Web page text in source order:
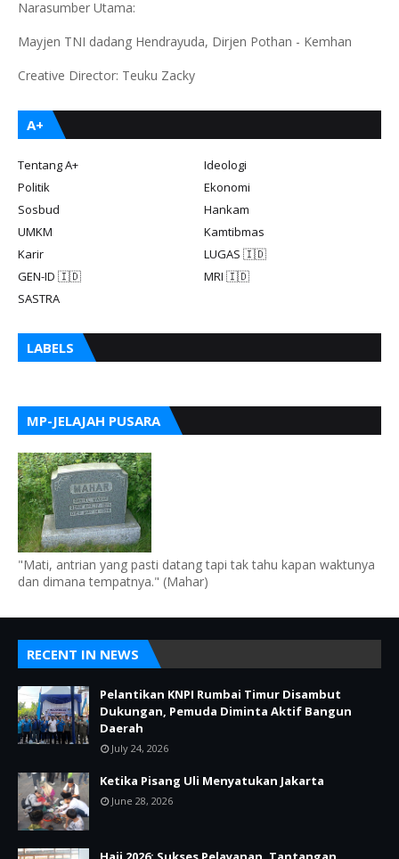
Narasumber Utama:
Mayjen TNI dadang Hendrayuda, Dirjen Pothan - Kemhan
Creative Director: Teuku Zacky
A+
Tentang A+
Ideologi
Politik
Ekonomi
Sosbud
Hankam
UMKM
Kamtibmas
Karir
LUGAS 🇮🇩
GEN-ID 🇮🇩
MRI 🇮🇩
SASTRA
LABELS
MP-JELAJAH PUSARA
"Mati, antrian yang pasti datang tapi tak tahu kapan waktunya
dan dimana tempatnya." (Mahar)
RECENT IN NEWS
Pelantikan KNPI Rumbai Timur Disambut
Dukungan, Pemuda Diminta Aktif Bangun
Daerah
July 24, 2026
Ketika Pisang Uli Menyatukan Jakarta
June 28, 2026